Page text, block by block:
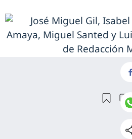
Para hablar del presente y
disciplinas, ¿pueden
arece ser